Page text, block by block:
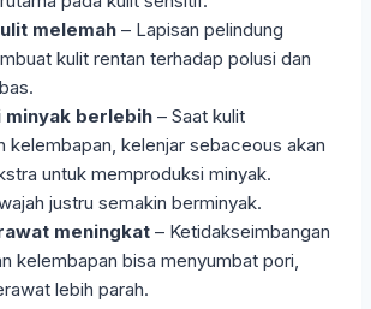
melemah – Lapisan pelindung
kulit rentan terhadap polusi dan
minyak berlebih – Saat kulit
kelembapan, kelenjar sebaceous akan
untuk memproduksi minyak.
justru semakin berminyak.
meningkat – Ketidakseimbangan
kelembapan bisa menyumbat pori,
lebih parah.